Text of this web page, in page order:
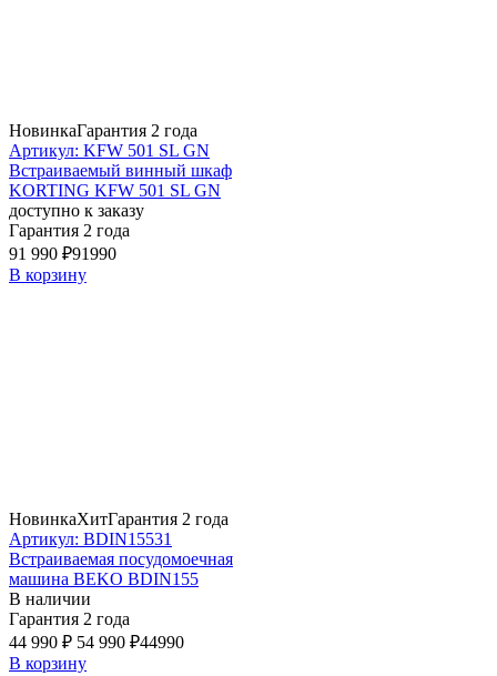
НовинкаГарантия 2 года
Артикул: KFW 501 SL GN
Встраиваемый винный шкаф
KORTING KFW 501 SL GN
доступно к заказу
Гарантия 2 года
91 990 ₽91990
В корзину
НовинкаХитГарантия 2 года
Артикул: BDIN15531
Встраиваемая посудомоечная
машина BEKO BDIN155
В наличии
Гарантия 2 года
44 990 ₽ 54 990 ₽44990
В корзину